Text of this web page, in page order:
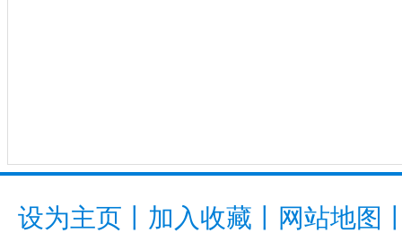
设为主页 加入收藏 网站地图